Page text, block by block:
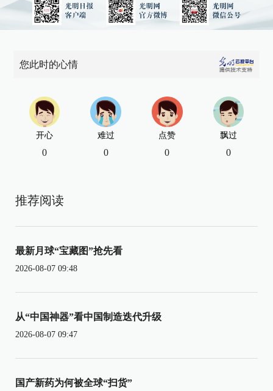
您此时的心情
开心
0
难过
0
点赞
0
飘过
0
推荐阅读
最新月球“宝藏图”抢先看
2026-08-07 09:48
从“中国神器”看中国制造迭代升级
2026-08-07 09:47
国产新药为何被全球“扫货”